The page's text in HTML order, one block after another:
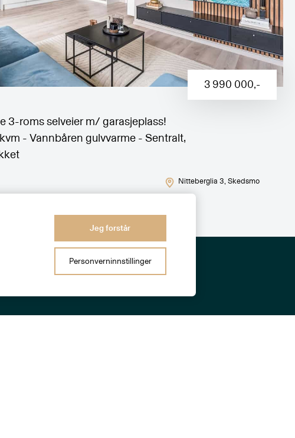
3 990 000,-
3-roms selveier m/ garasjeplass!
- Vannbåren gulvvarme - Sentralt,
Nitteberglia 3, Skedsmo
Jeg forstår
Personverninnstillinger